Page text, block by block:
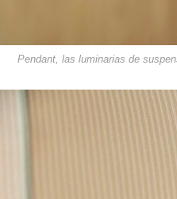
Pendant, las luminarias de